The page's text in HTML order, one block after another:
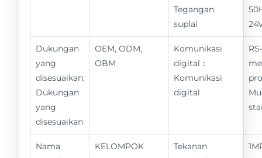
Tegangan
suplai
Dukungan
yang
disesuaikan:
Dukungan
yang
disesuaikan
OEM, ODM,
OBM
Komunikasi
digital：
Komunikasi
digital
Nama
KELOMPOK
Tekanan